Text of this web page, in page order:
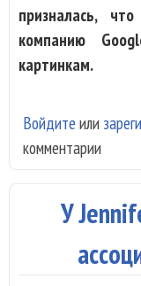
призналась,
компанию
картинкам.
Войдите или
комментарии
У